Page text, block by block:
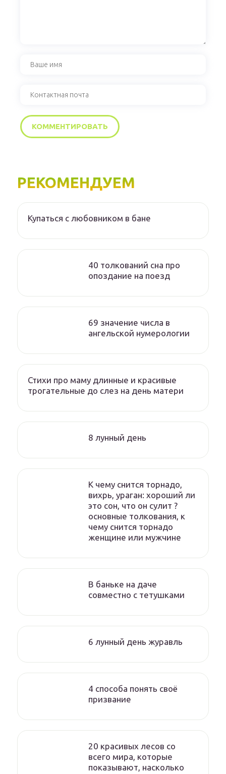
РЕКОМЕНДУЕМ
Купаться с любовником в бане
40 толкований сна про
опоздание на поезд
69 значение числа в
ангельской нумерологии
Стихи про маму длинные и красивые
трогательные до слез на день матери
8 лунный день
К чему снится торнадо,
вихрь, ураган: хороший ли
это сон, что он сулит ?
основные толкования, к
чему снится торнадо
женщине или мужчине
В баньке на даче
совместно с тетушками
6 лунный день журавль
4 способа понять своё
призвание
20 красивых лесов со
всего мира, которые
показывают, насколько